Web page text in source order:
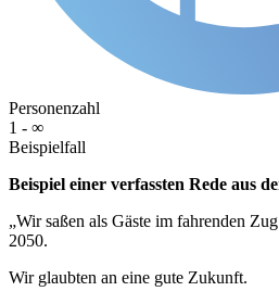
Personenzahl
1 - ∞
Beispielfall
Beispiel einer verfassten Rede aus
„Wir saßen als Gäste im fahrenden
2050.
Wir glaubten an eine gute Zukunft.